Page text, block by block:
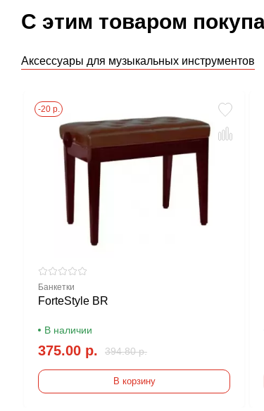
С этим товаром
Аксессуары для музыкальных инструментов
-20 р.
Банкетки
ForteStyle BR
В наличии
375.00 р. 394.80 р.
В корзину